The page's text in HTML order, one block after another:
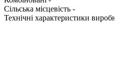
Сільська місцевість -
Технічні характеристики